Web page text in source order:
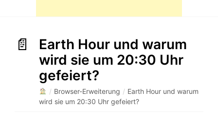
Earth Hour und warum
wird sie um 20:30 Uhr
gefeiert?
/ Browser-Erweiterung / Earth Hour und warum
wird sie um 20:30 Uhr gefeiert?